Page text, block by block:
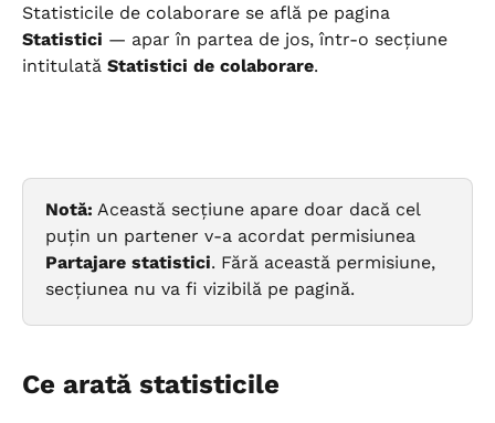
Statisticile de colaborare se află pe pagina
Statistici — apar în partea de jos, într-o secțiune
intitulată Statistici de colaborare.
Notă: Această secțiune apare doar dacă cel
puțin un partener v-a acordat permisiunea
Partajare statistici. Fără această permisiune,
secțiunea nu va fi vizibilă pe pagină.
Ce arată statisticile